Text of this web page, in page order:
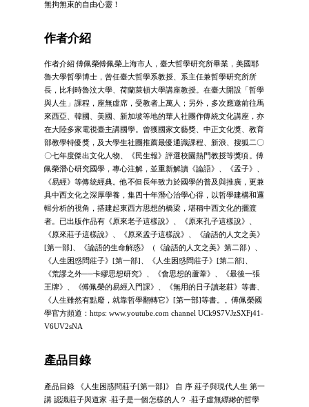
無拘無束的自由心靈！
作者介紹
作者介紹 傅佩榮傅佩榮上海市人，臺大哲學研究所畢業，美國耶
魯大學哲學博士，曾任臺大哲學系教授、系主任兼哲學研究所所
長，比利時魯汶大學、荷蘭萊頓大學講座教授。在臺大開設「哲學
與人生」課程，座無虛席，受教者上萬人；另外，多次應邀前往馬
來西亞、韓國、美國、新加坡等地的華人社團作傳統文化講座，亦
在大陸多家電視臺主講國學。曾獲國家文藝獎、中正文化獎、教育
部教學特優獎，及大學生社團推薦最優通識課程、新浪、搜狐二〇
〇七年度傑出文化人物、《民生報》評選校園熱門教授等獎項。傅
佩榮潛心研究國學，專心注解，並重新解讀《論語》、《孟子》、
《易經》等傳統經典。他不但長年致力於國學的普及與推廣，更兼
具中西文化之深厚學養，集四十年潛心治學心得，以哲學建構和邏
輯分析的視角，搭建起東西方思想的橋梁，堪稱中西文化的擺渡
者。已出版作品有《原來老子這樣說》、《原來孔子這樣說》、
《原來莊子這樣說》、《原來孟子這樣說》、《論語的人文之美》
[第一部]、《論語的生命解惑》（《論語的人文之美》第二部）、
《人生困惑問莊子》[第一部]、《人生困惑問莊子》[第二部]、
《荒謬之外──卡繆思想研究》、《會思想的蘆葦》、《最後一張
王牌》、《傅佩榮的易經入門課》、《無用的日子讀老莊》等書、
《人生雖然有點廢，就靠哲學翻轉它》[第一部]等書。。傅佩榮國
學官方頻道：https: www.youtube.com channel UCk9S7VJzSXFj41-
V6UV2sNA
產品目錄
產品目錄 《人生困惑問莊子[第一部]》 自 序 莊子與現代人生 第一
講 認識莊子與道家 ‧莊子是一個怎樣的人？ ‧莊子虛無縹緲的哲學